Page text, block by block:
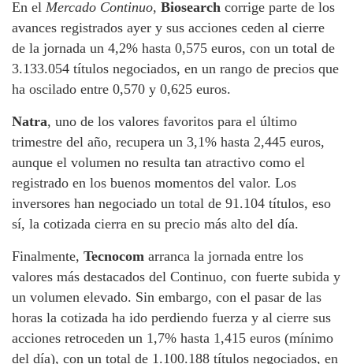
En el Mercado Continuo, Biosearch corrige parte de los
avances registrados ayer y sus acciones ceden al cierre
de la jornada un 4,2% hasta 0,575 euros, con un total de
3.133.054 títulos negociados, en un rango de precios que
ha oscilado entre 0,570 y 0,625 euros.
Natra, uno de los valores favoritos para el último
trimestre del año, recupera un 3,1% hasta 2,445 euros,
aunque el volumen no resulta tan atractivo como el
registrado en los buenos momentos del valor. Los
inversores han negociado un total de 91.104 títulos, eso
sí, la cotizada cierra en su precio más alto del día.
Finalmente, Tecnocom arranca la jornada entre los
valores más destacados del Continuo, con fuerte subida y
un volumen elevado. Sin embargo, con el pasar de las
horas la cotizada ha ido perdiendo fuerza y al cierre sus
acciones retroceden un 1,7% hasta 1,415 euros (mínimo
del día), con un total de 1.100.188 títulos negociados, en